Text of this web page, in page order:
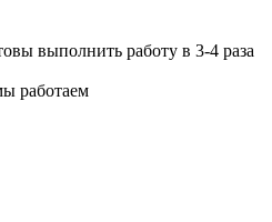
выполнить работу в 3-4 раза
работаем